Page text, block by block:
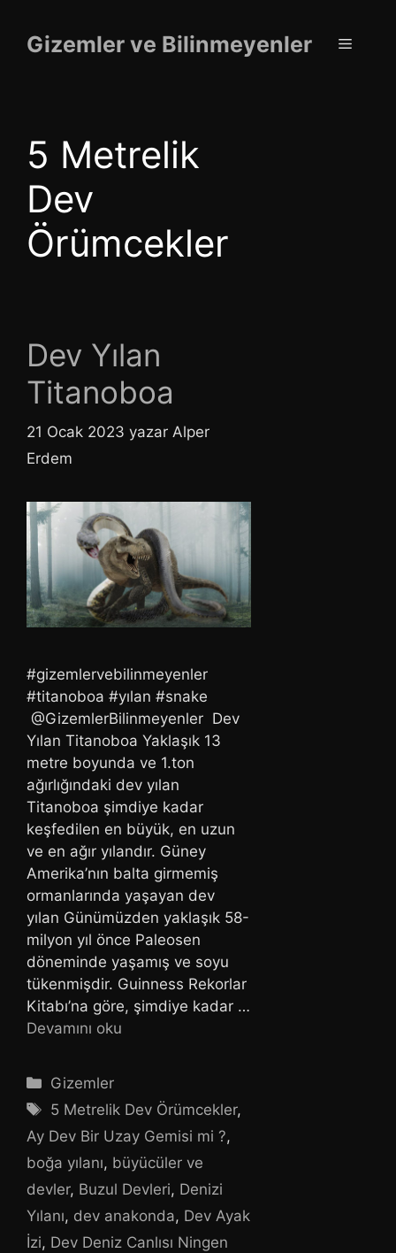
Gizemler ve Bilinmeyenler Menü
5 Metrelik
Dev
Örümcekler
Dev Yılan
Titanoboa
21 Ocak 2023 yazar Alper
Erdem
#gizemlervebilinmeyenler
#titanoboa #yılan #snake
@GizemlerBilinmeyenler Dev
Yılan Titanoboa Yaklaşık 13
metre boyunda ve 1.ton
ağırlığındaki dev yılan
Titanoboa şimdiye kadar
keşfedilen en büyük, en uzun
ve en ağır yılandır. Güney
Amerika’nın balta girmemiş
ormanlarında yaşayan dev
yılan Günümüzden yaklaşık 58-
milyon yıl önce Paleosen
döneminde yaşamış ve soyu
tükenmişdir. Guinness Rekorlar
Kitabı’na göre, şimdiye kadar …
Devamını oku
Kategoriler
Gizemler
Etiketler
5 Metrelik Dev Örümcekler,
Ay Dev Bir Uzay Gemisi mi ?,
boğa yılanı, büyücüler ve
devler, Buzul Devleri, Denizi
Yılanı, dev anakonda, Dev Ayak
İzi, Dev Deniz Canlısı Ningen